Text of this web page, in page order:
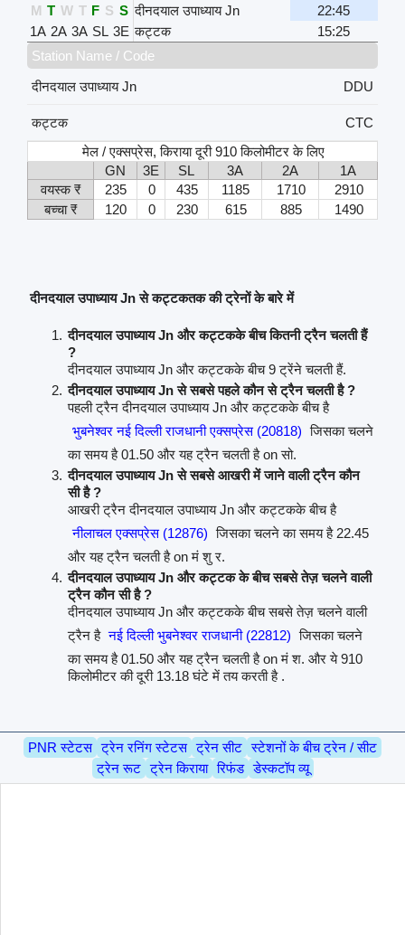
M T W T F S S दीनदयाल उपाध्याय Jn
22:45
1A 2A 3A SL 3E कट्टक
15:25
Station Name / Code
दीनदयाल उपाध्याय Jn
DDU
कट्टक
CTC
मेल / एक्सप्रेस, किराया दूरी 910 किलोमीटर के लिए
GN
3E SL 3A 2A
1A
वयस्क ₹
235 0 435 1185 1710
2910
बच्चा ₹
120 0 230 615 885 1490
दीनदयाल उपाध्याय Jn से कट्टकतक की ट्रेनों के बारे में
दीनदयाल उपाध्याय Jn और कट्टकके बीच कितनी ट्रैन चलती हैं
?
दीनदयाल उपाध्याय Jn और कट्टकके बीच 9 ट्रेंने चलती हैं.
दीनदयाल उपाध्याय Jn से सबसे पहले कौन से ट्रैन चलती है ?
पहली ट्रैन दीनदयाल उपाध्याय Jn और कट्टकके बीच है
भुबनेश्वर नई दिल्ली राजधानी एक्सप्रेस (20818) जिसका चलने
का समय है 01.50 और यह ट्रैन चलती है on सो.
दीनदयाल उपाध्याय Jn से सबसे आखरी में जाने वाली ट्रैन कौन
सी है ?
आखरी ट्रैन दीनदयाल उपाध्याय Jn और कट्टकके बीच है
नीलाचल एक्सप्रेस (12876) जिसका चलने का समय है 22.45
और यह ट्रैन चलती है on मं शु र.
दीनदयाल उपाध्याय Jn और कट्टक के बीच सबसे तेज़ चलने वाली
ट्रैन कौन सी है ?
दीनदयाल उपाध्याय Jn और कट्टकके बीच सबसे तेज़ चलने वाली
ट्रैन है नई दिल्ली भुबनेश्वर राजधानी (22812) जिसका चलने
का समय है 01.50 और यह ट्रैन चलती है on मं श. और ये 910
किलोमीटर की दूरी 13.18 घंटे में तय करती है .
PNR स्टेटस ट्रेन रनिंग स्टेटस ट्रेन सीट स्टेशनों के बीच ट्रेन / सीट
ट्रेन रूट ट्रेन किराया रिफंड डेस्कटॉप व्यू